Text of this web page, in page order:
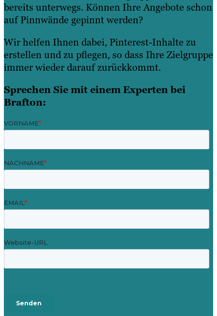
bereits unterwegs. Können Ihre Angebote schon
auf Pinnwände gepinnt werden?
Wir helfen Ihnen dabei, Pinterest-Inhalte zu
erstellen und zu pflegen, so dass Ihre Zielgruppe
immer wieder darauf zurückkommt.
Sprechen Sie mit einem Experten bei
Brafton: